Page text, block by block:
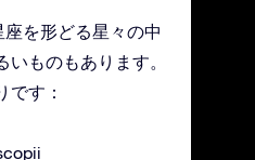
を形どる星々の中
ものもあります。
です：